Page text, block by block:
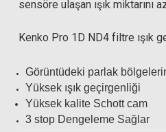
sensöre ulaşan ışık miktarını
Kenko Pro 1D ND4 filtre ışık
Görüntüdeki parlak
Yüksek ışık geçirgenliği
Yüksek kalite Schott cam
3 stop Dengeleme Sağlar